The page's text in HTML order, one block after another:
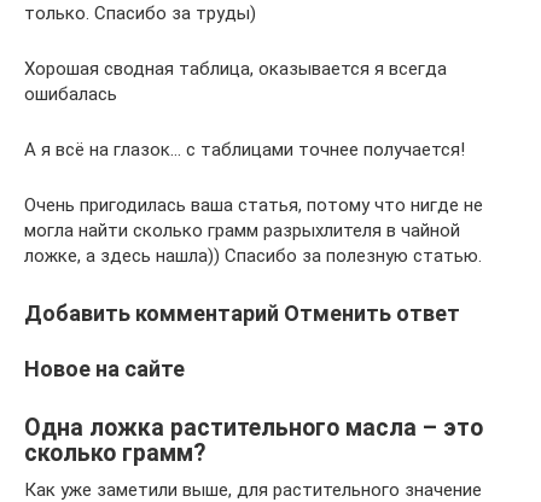
только. Спасибо за труды)
Хорошая сводная таблица, оказывается я всегда
ошибалась
А я всё на глазок… с таблицами точнее получается!
Очень пригодилась ваша статья, потому что нигде не
могла найти сколько грамм разрыхлителя в чайной
ложке, а здесь нашла)) Спасибо за полезную статью.
Добавить комментарий Отменить ответ
Новое на сайте
Одна ложка растительного масла – это
сколько грамм?
Как уже заметили выше, для растительного значение